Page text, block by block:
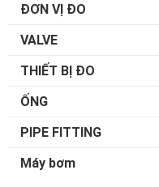
ĐƠN VỊ ĐO
VALVE
THIẾT BỊ ĐO
ỐNG
PIPE FITTING
Máy bơm